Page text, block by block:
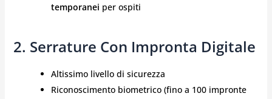
temporanei per ospiti
2. Serrature Con Impronta Digitale
Altissimo livello di sicurezza
Riconoscimento biometrico (fino a 100 impronte